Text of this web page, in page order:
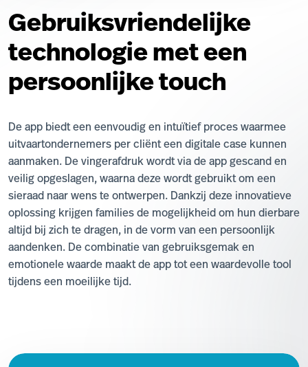
Gebruiksvriendelijke
technologie met een
persoonlijke touch
De app biedt een eenvoudig en intuïtief proces waarmee
uitvaartondernemers per cliënt een digitale case kunnen
aanmaken. De vingerafdruk wordt via de app gescand en
veilig opgeslagen, waarna deze wordt gebruikt om een
sieraad naar wens te ontwerpen. Dankzij deze innovatieve
oplossing krijgen families de mogelijkheid om hun dierbare
altijd bij zich te dragen, in de vorm van een persoonlijk
aandenken. De combinatie van gebruiksgemak en
emotionele waarde maakt de app tot een waardevolle tool
tijdens een moeilijke tijd.